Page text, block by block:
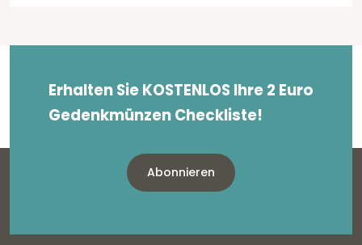
Erhalten Sie KOSTENLOS Ihre 2 Euro
Gedenkmünzen Checkliste!
Abonnieren